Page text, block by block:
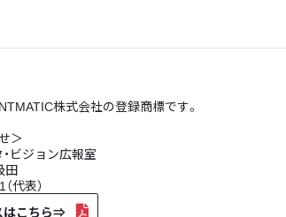
株式会社の登録商標です。
＞
・ビジョン広報室
田
代表）
はこちら⇒